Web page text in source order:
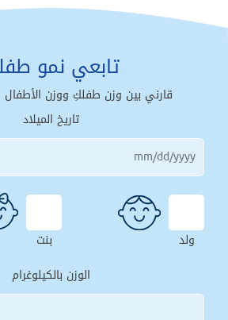
تابعي نمو
قارني بين وزن طفلكِ ووزن
تاريخ الميلاد
ولد
بنت
الوزن بالكيلوغرام